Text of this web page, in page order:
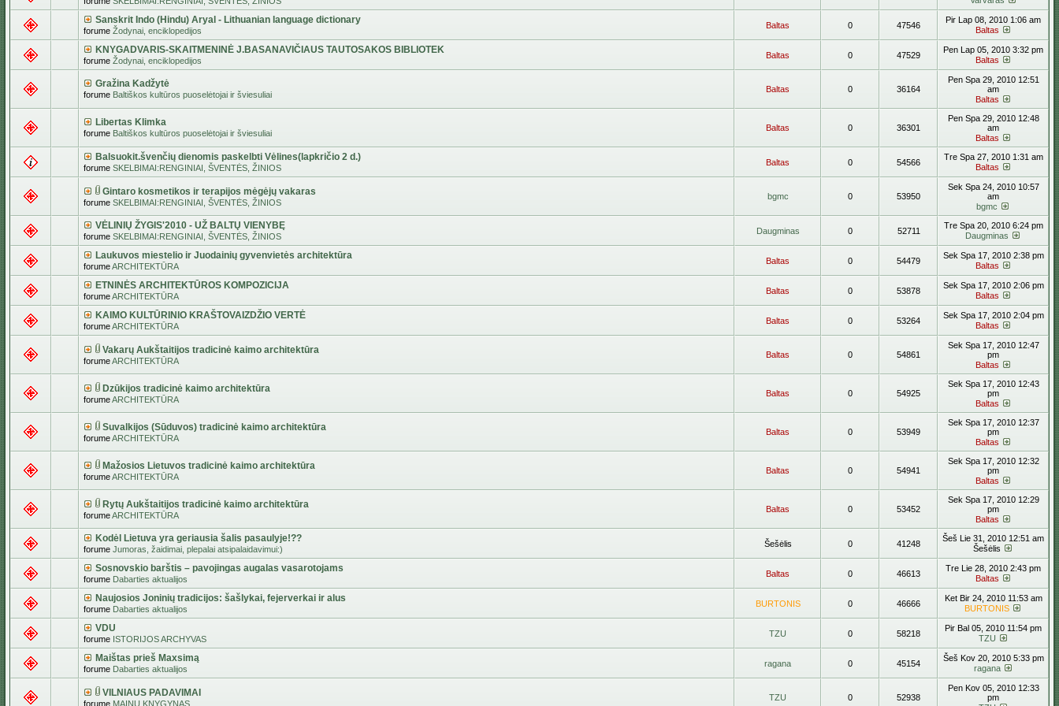
Sanskrit Indo (Hindu) Aryal - Lithuanian language dictionary
forume Žodynai, enciklopedijos
Baltas 0 47546
Pir Lap 08, 2010 1:06 am
Baltas
KNYGADVARIS-SKAITMENINĖ J.BASANAVIČIAUS TAUTOSAKOS BIBLIOTEK
forume Žodynai, enciklopedijos
Baltas 0 47529
Pen Lap 05, 2010 3:32 pm
Baltas
Gražina Kadžytė
forume Baltiškos kultūros puoselėtojai ir šviesuliai
Baltas 0 36164
Pen Spa 29, 2010 12:51
am
Baltas
Libertas Klimka
forume Baltiškos kultūros puoselėtojai ir šviesuliai
Baltas 0 36301
Pen Spa 29, 2010 12:48
am
Baltas
Balsuokit.švenčių dienomis paskelbti Vėlines(lapkričio 2 d.)
forume SKELBIMAI:RENGINIAI, ŠVENTĖS, ŽINIOS
Baltas 0 54566
Tre Spa 27, 2010 1:31 am
Baltas
Gintaro kosmetikos ir terapijos mėgėjų vakaras
forume SKELBIMAI:RENGINIAI, ŠVENTĖS, ŽINIOS
bgmc 0 53950
Sek Spa 24, 2010 10:57
am
bgmc
VĖLINIŲ ŽYGIS'2010 - UŽ BALTŲ VIENYBĘ
forume SKELBIMAI:RENGINIAI, ŠVENTĖS, ŽINIOS
Daugminas 0 52711
Tre Spa 20, 2010 6:24 pm
Daugminas
Laukuvos miestelio ir Juodainių gyvenvietės architektūra
forumeARCHITEKTŪRA
Baltas 0 54479
Sek Spa 17, 2010 2:38 pm
Baltas
ETNINĖS ARCHITEKTŪROS KOMPOZICIJA
forumeARCHITEKTŪRA
Baltas 0 53878
Sek Spa 17, 2010 2:06 pm
Baltas
KAIMO KULTŪRINIO KRAŠTOVAIZDŽIO VERTĖ
forumeARCHITEKTŪRA
Baltas 0 53264
Sek Spa 17, 2010 2:04 pm
Baltas
Vakarų Aukštaitijos tradicinė kaimo architektūra
forumeARCHITEKTŪRA
Baltas 0 54861
Sek Spa 17, 2010 12:47
pm
Baltas
Dzūkijos tradicinė kaimo architektūra
forumeARCHITEKTŪRA
Baltas 0 54925
Sek Spa 17, 2010 12:43
pm
Baltas
Suvalkijos (Sūduvos) tradicinė kaimo architektūra
forumeARCHITEKTŪRA
Baltas 0 53949
Sek Spa 17, 2010 12:37
pm
Baltas
Mažosios Lietuvos tradicinė kaimo architektūra
forumeARCHITEKTŪRA
Baltas 0 54941
Sek Spa 17, 2010 12:32
pm
Baltas
Rytų Aukštaitijos tradicinė kaimo architektūra
forumeARCHITEKTŪRA
Baltas 0 53452
Sek Spa 17, 2010 12:29
pm
Baltas
Kodėl Lietuva yra geriausia šalis pasaulyje!??
forume Jumoras, žaidimai, plepalai atsipalaidavimui:)
Šešėlis 0 41248
Šeš Lie 31, 2010 12:51 am
Šešėlis
Sosnovskio barštis – pavojingas augalas vasarotojams
forume Dabarties aktualijos
Baltas 0 46613
Tre Lie 28, 2010 2:43 pm
Baltas
Naujosios Joninių tradicijos: šašlykai, fejerverkai ir alus
forume Dabarties aktualijos
BURTONIS 0 46666
Ket Bir 24, 2010 11:53 am
BURTONIS
VDU
forume ISTORIJOS ARCHYVAS
TZU 0 58218
Pir Bal 05, 2010 11:54 pm
TZU
Maištas prieš Maxsimą
forume Dabarties aktualijos
ragana 0 45154
Šeš Kov 20, 2010 5:33 pm
ragana
VILNIAUS PADAVIMAI
forume MAINŲ KNYGYNAS
TZU 0 52938
Pen Kov 05, 2010 12:33
pm